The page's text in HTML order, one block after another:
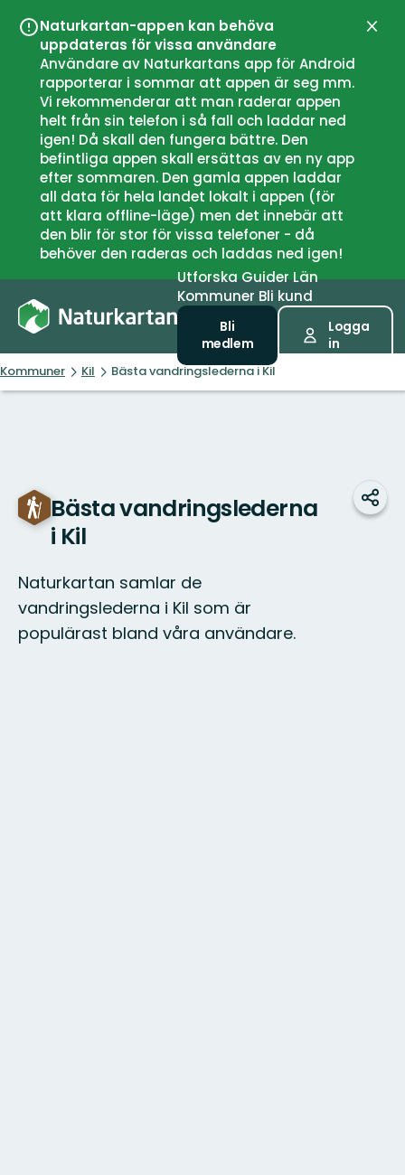
Naturkartan-appen kan behöva
uppdateras för vissa användare
Användare av Naturkartans app för Android
rapporterar i sommar att appen är seg mm.
Vi rekommenderar att man raderar appen
helt från sin telefon i så fall och laddar ned
igen! Då skall den fungera bättre. Den
befintliga appen skall ersättas av en ny app
efter sommaren. Den gamla appen laddar
all data för hela landet lokalt i appen (för
att klara offline-läge) men det innebär att
den blir för stor för vissa telefoner - då
behöver den raderas och laddas ned igen!
UtforskaGuiderLän
Kommuner Bli kund
Bli
medlem
Logga
in
Kommuner Kil Bästa vandringslederna i Kil
Bästa vandringslederna
i Kil
Naturkartan samlar de
vandringslederna i Kil som är
populärast bland våra användare.
Dela